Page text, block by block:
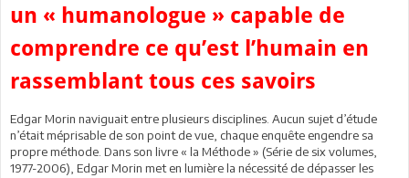
un « humanologue » capable de
comprendre ce qu’est l’humain en
rassemblant tous ces savoirs
Edgar Morin naviguait entre plusieurs disciplines. Aucun sujet d’étude
n’était méprisable de son point de vue, chaque enquête engendre sa
propre méthode. Dans son livre « la Méthode » (Série de six volumes,
1977-2006), Edgar Morin met en lumière la nécessité de dépasser les